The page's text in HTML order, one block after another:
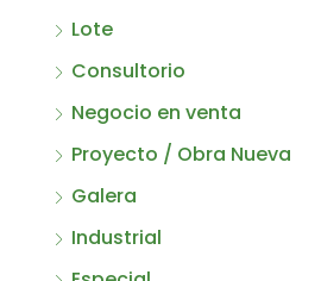
Lote
Consultorio
Negocio en venta
Proyecto / Obra Nueva
Galera
Industrial